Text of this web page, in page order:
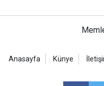
Anasayfa Künye